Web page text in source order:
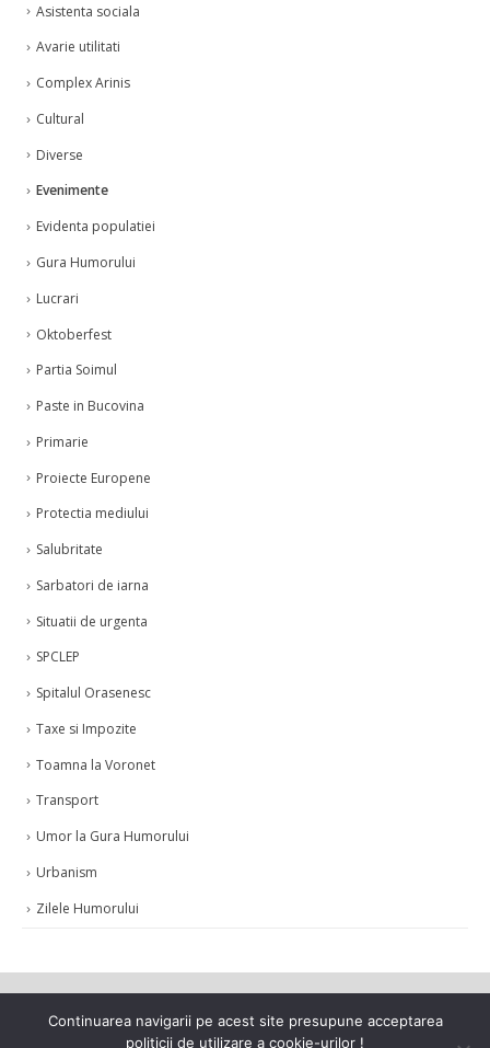
Asistenta sociala
Avarie utilitati
Complex Arinis
Cultural
Diverse
Evenimente
Evidenta populatiei
Gura Humorului
Lucrari
Oktoberfest
Partia Soimul
Paste in Bucovina
Primarie
Proiecte Europene
Protectia mediului
Salubritate
Sarbatori de iarna
Situatii de urgenta
SPCLEP
Spitalul Orasenesc
Taxe si Impozite
Toamna la Voronet
Transport
Umor la Gura Humorului
Urbanism
Zilele Humorului
Continuarea navigarii pe acest site presupune acceptarea
politicii de utilizare a cookie-urilor !